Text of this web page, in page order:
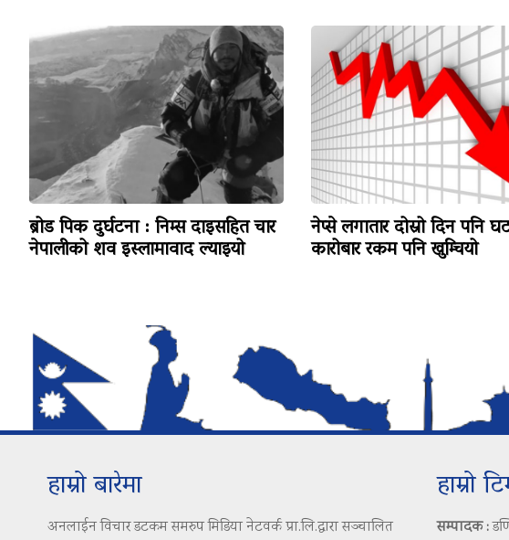
ब्रोड पिक दुर्घटना : निम्स दाइसहित चार
नेपालीको शव इस्लामावाद ल्याइयो
नेप्से लगातार दोस्रो दिन पनि
कारोबार रकम पनि खुम्चियो
हाम्रो बारेमा
अनलाईन विचार डटकम समरुप मिडिया नेटवर्क प्रा.लि.द्वारा सञ्चालित
हाम्रो
सम्पादक :